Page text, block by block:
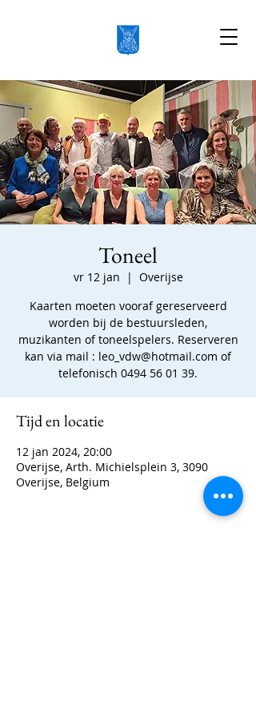
Toneel
vr 12 jan
  |
Overijse
Kaarten moeten vooraf gereserveerd
worden bij de bestuursleden,
muzikanten of toneelspelers. Reserveren
kan via mail : leo_vdw@hotmail.com of
telefonisch 0494 56 01 39.
Tijd en locatie
12 jan 2024, 20:00
Overijse, Arth. Michielsplein 3, 3090
Overijse, Belgium